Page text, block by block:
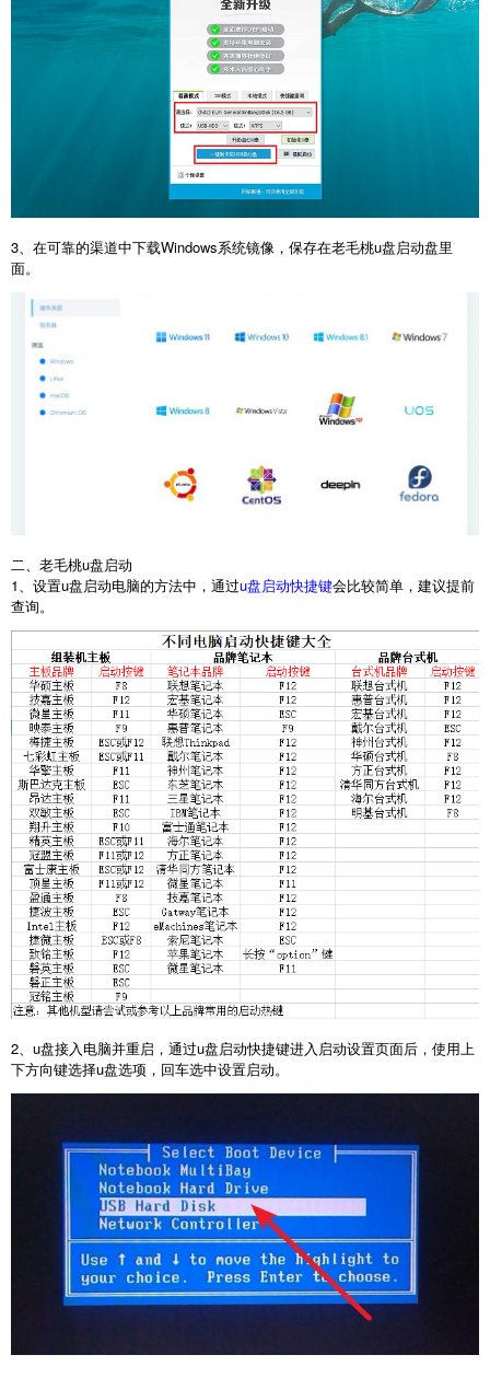
3、在可靠的渠道中下载Windows系统镜像，保存在老毛桃u盘启动盘里
面。
二、老毛桃u盘启动
1、设置u盘启动电脑的方法中，通过u盘启动快捷键会比较简单，建议提前
查询。
2、u盘接入电脑并重启，通过u盘启动快捷键进入启动设置页面后，使用上
下方向键选择u盘选项，回车选中设置启动。